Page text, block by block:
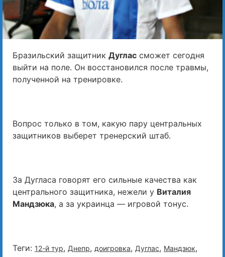
Бразильский защитник Дуглас сможет сегодня
выйти на поле. Он восстановился после травмы,
полученной на тренировке.
Вопрос только в том, какую пару центральных
защитников выберет тренерский штаб.
За Дугласа говорят его сильные качества как
центрального защитника, нежели у Виталия
Мандзюка, а за украинца — игровой тонус.
Теги: 12-й тур, Днепр, доигровка, Дуглас, Мандзюк,